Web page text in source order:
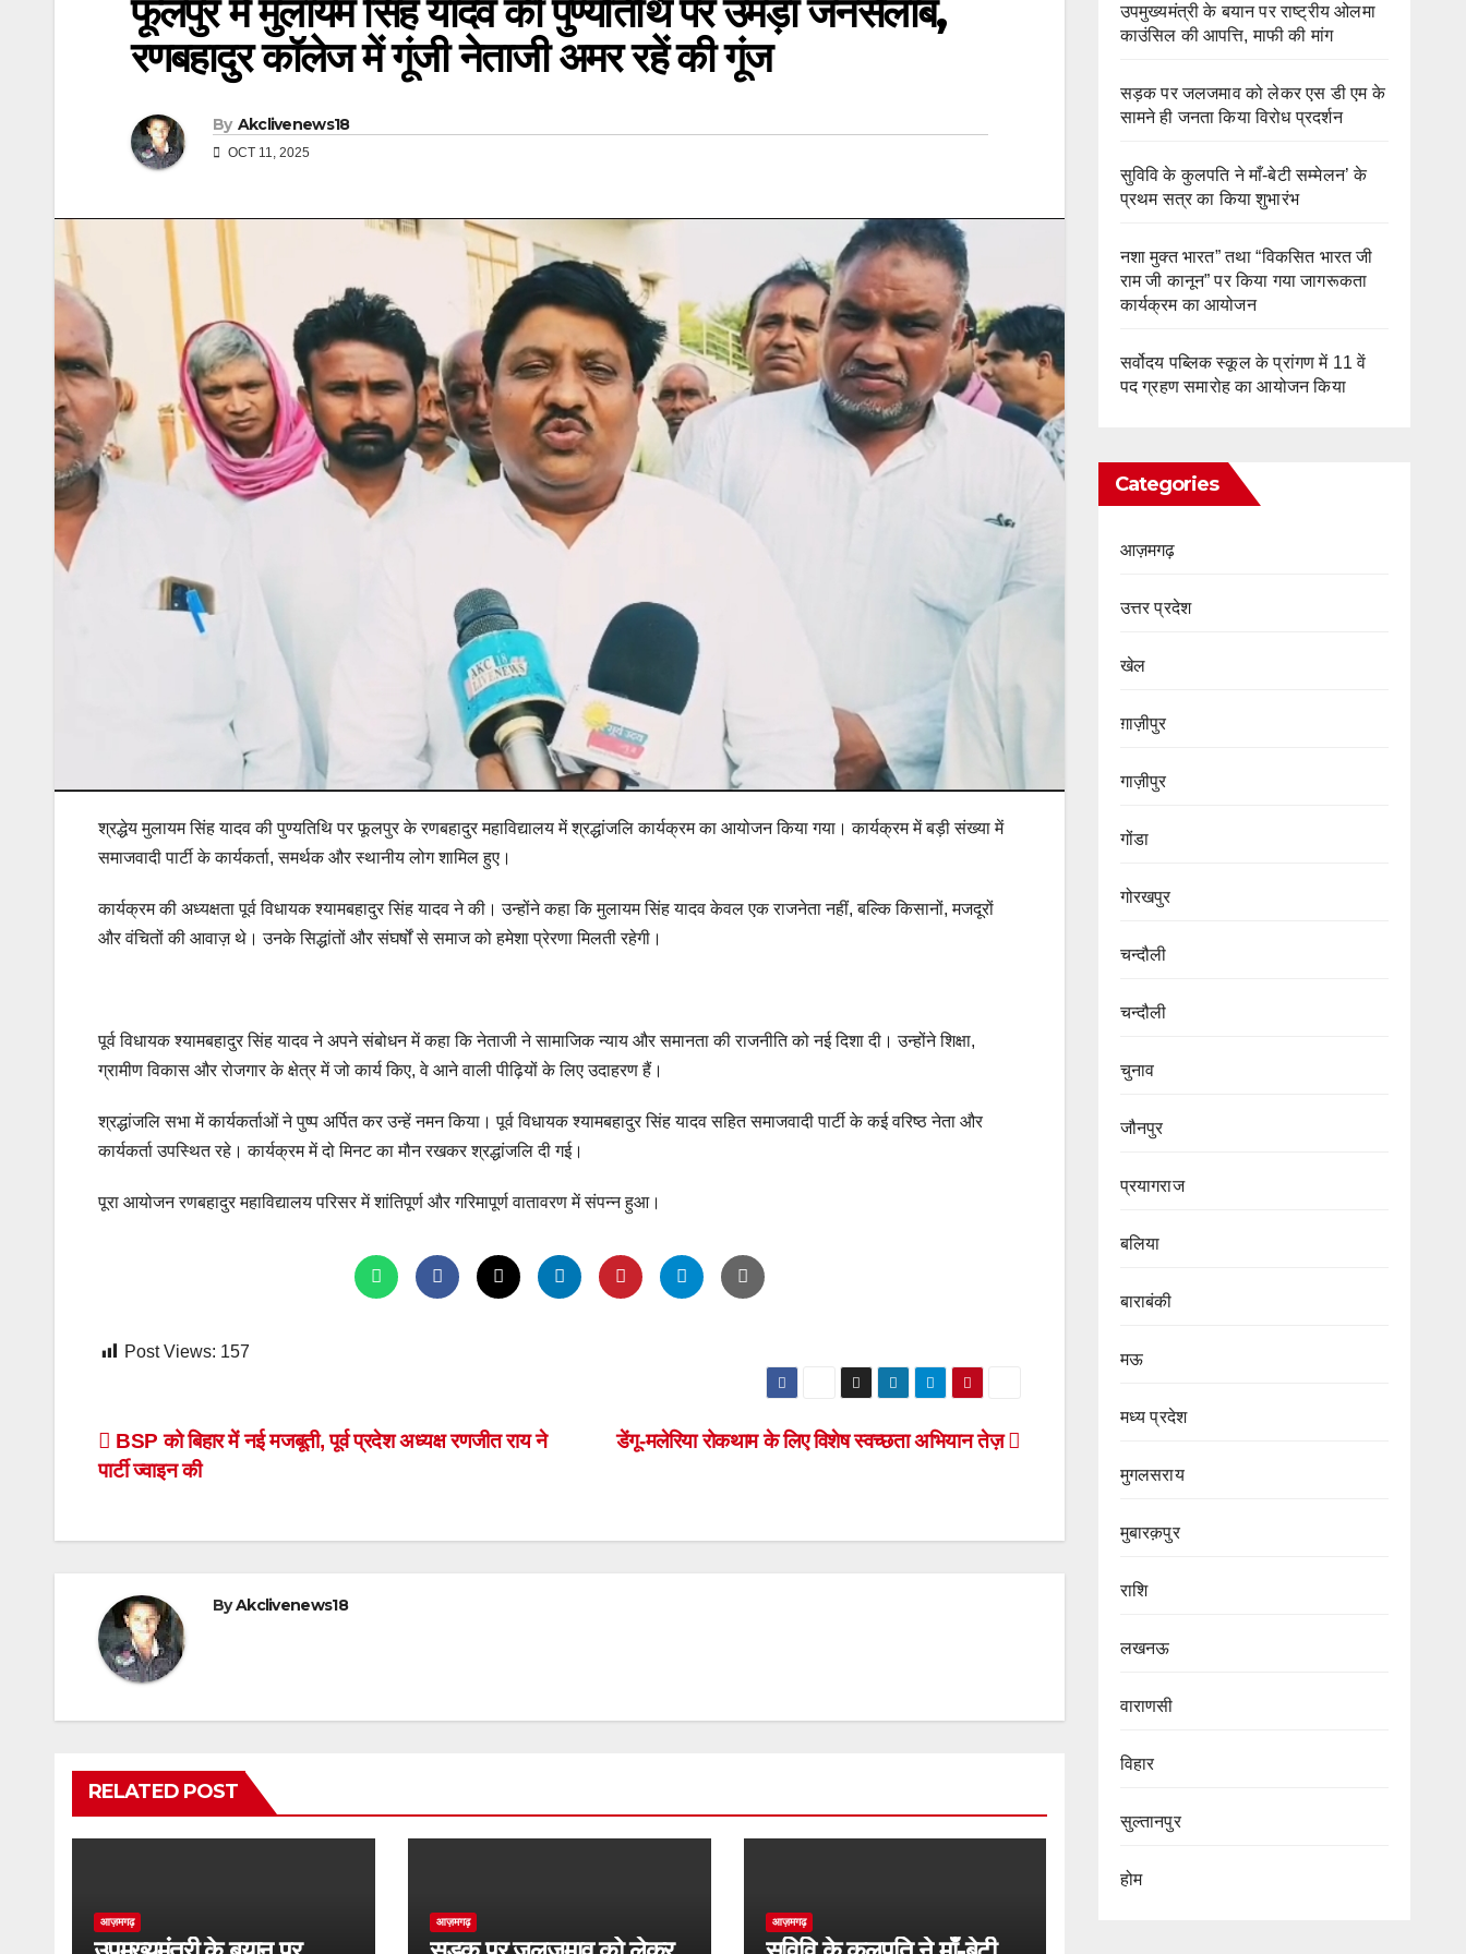
फूलपुर में मुलायम सिंह यादव की पुण्यतिथि पर उमड़ा जनसैलाब,
रणबहादुर कॉलेज में गूंजी नेताजी अमर रहें की गूंज
By Akclivenews18
OCT 11, 2025
श्रद्धेय मुलायम सिंह यादव की पुण्यतिथि पर फूलपुर के रणबहादुर महाविद्यालय में श्रद्धांजलि कार्यक्रम का आयोजन किया गया। कार्यक्रम में बड़ी संख्या में
समाजवादी पार्टी के कार्यकर्ता, समर्थक और स्थानीय लोग शामिल हुए।
कार्यक्रम की अध्यक्षता पूर्व विधायक श्यामबहादुर सिंह यादव ने की। उन्होंने कहा कि मुलायम सिंह यादव केवल एक राजनेता नहीं, बल्कि किसानों, मजदूरों
और वंचितों की आवाज़ थे। उनके सिद्धांतों और संघर्षों से समाज को हमेशा प्रेरणा मिलती रहेगी।
पूर्व विधायक श्यामबहादुर सिंह यादव ने अपने संबोधन में कहा कि नेताजी ने सामाजिक न्याय और समानता की राजनीति को नई दिशा दी। उन्होंने शिक्षा,
ग्रामीण विकास और रोजगार के क्षेत्र में जो कार्य किए, वे आने वाली पीढ़ियों के लिए उदाहरण हैं।
श्रद्धांजलि सभा में कार्यकर्ताओं ने पुष्प अर्पित कर उन्हें नमन किया। पूर्व विधायक श्यामबहादुर सिंह यादव सहित समाजवादी पार्टी के कई वरिष्ठ नेता और
कार्यकर्ता उपस्थित रहे। कार्यक्रम में दो मिनट का मौन रखकर श्रद्धांजलि दी गई।
पूरा आयोजन रणबहादुर महाविद्यालय परिसर में शांतिपूर्ण और गरिमापूर्ण वातावरण में संपन्न हुआ।
Post Views: 157
Post
navigation
डेंगू-मलेरिया रोकथाम के लिए विशेष स्वच्छता अभियान तेज़
BSP को बिहार में नई मजबूती, पूर्व प्रदेश अध्यक्ष रणजीत राय ने
पार्टी ज्वाइन की
ByAkclivenews18
RELATED POST
आज़मगढ़ आज़मगढ़ आज़मगढ़
उपमुख्यमंत्री के बयान पर राष्ट्रीय ओलमा
काउंसिल की आपत्ति, माफी की मांग
सड़क पर जलजमाव को लेकर एस डी एम के
सामने ही जनता किया विरोध प्रदर्शन
सुविवि के कुलपति ने माँ-बेटी सम्मेलन’ के
प्रथम सत्र का किया शुभारंभ
नशा मुक्त भारत” तथा “विकसित भारत जी
राम जी कानून” पर किया गया जागरूकता
कार्यक्रम का आयोजन
सर्वोदय पब्लिक स्कूल के प्रांगण में 11 वें
पद ग्रहण समारोह का आयोजन किया
Categories
आज़मगढ़
उत्तर प्रदेश
खेल
ग़ाज़ीपुर
गाज़ीपुर
गोंडा
गोरखपुर
चन्दौली
चन्दौली
चुनाव
जौनपुर
प्रयागराज
बलिया
बाराबंकी
मऊ
मध्य प्रदेश
मुगलसराय
मुबारक़पुर
राशि
लखनऊ
वाराणसी
विहार
सुल्तानपुर
होम